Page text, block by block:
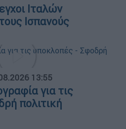
Ιταλών
Ισπανούς
13:55
για τις
πολιτική